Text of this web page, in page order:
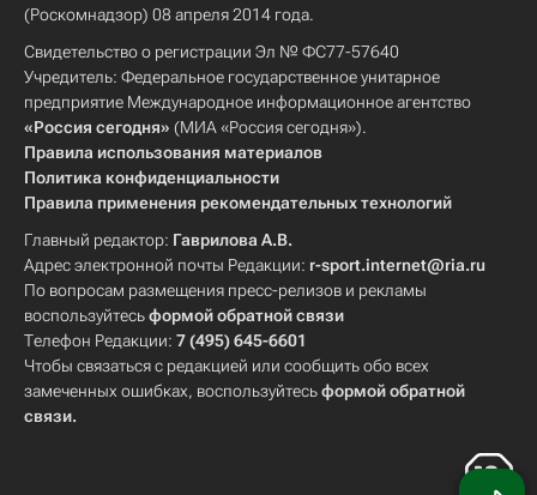
(Роскомнадзор) 08 апреля 2014 года.
Свидетельство о регистрации Эл № ФС77-57640
Учредитель: Федеральное государственное унитарное
предприятие Международное информационное агентство
«Россия сегодня» (МИА «Россия сегодня»).
Правила использования материалов
Политика конфиденциальности
Правила применения рекомендательных технологий
Главный редактор: Гаврилова А.В.
Адрес электронной почты Редакции: r-sport.internet@ria.ru
По вопросам размещения пресс-релизов и рекламы
воспользуйтесьформой обратной связи
Телефон Редакции: 7 (495) 645-6601
Чтобы связаться с редакцией или сообщить обо всех
замеченных ошибках, воспользуйтесьформой обратной
связи.